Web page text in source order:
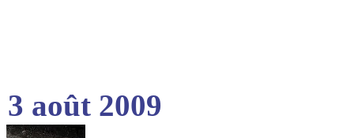
3 août 2009